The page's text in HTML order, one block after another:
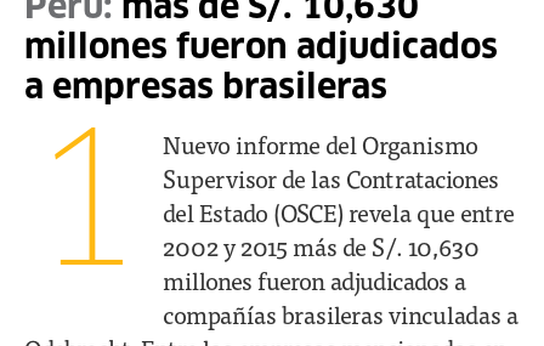
Perú: más de S/. 10,630
millones fueron adjudicados
a empresas brasileras
1
Nuevo informe del Organismo
Supervisor de las Contrataciones
del Estado (OSCE) revela que entre
2002 y 2015 más de S/. 10,630
millones fueron adjudicados a
compañías brasileras vinculadas a